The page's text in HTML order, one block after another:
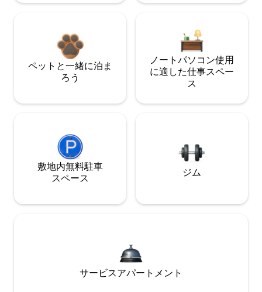
ペットと一緒に泊ま
ろう
ノートパソコン使用
に適した仕事スペー
ス
敷地内無料駐⁠車
ス⁠ペ⁠ー⁠ス
ジム
サービスアパートメント